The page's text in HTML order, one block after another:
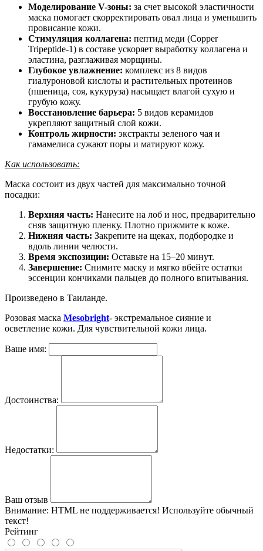
Моделирование V-зоны: за счет высокой эластичности
маска помогает скорректировать овал лица и уменьшить
провисание кожи.
Стимуляция коллагена: пептид меди (Copper
Tripeptide-1) в составе ускоряет выработку коллагена и
эластина, разглаживая морщины.
Глубокое увлажнение: комплекс из 8 видов
гиалуроновой кислоты и растительных протеинов
(пшеница, соя, кукуруза) насыщает влагой сухую и
грубую кожу.
Восстановление барьера: 5 видов керамидов
укрепляют защитный слой кожи.
Контроль жирности: экстракты зеленого чая и
гамамелиса сужают поры и матируют кожу.
Как использовать:
Маска состоит из двух частей для максимально точной
посадки:
Верхняя часть: Нанесите на лоб и нос, предварительно
сняв защитную пленку. Плотно прижмите к коже.
Нижняя часть: Закрепите на щеках, подбородке и
вдоль линии челюсти.
Время экспозиции: Оставьте на 15–20 минут.
Завершение: Снимите маску и мягко вбейте остатки
эссенции кончиками пальцев до полного впитывания.
Произведено в Таиланде.
Розовая маска Mesobright- экстремальное сияние и
осветление кожи. Для чувствительной кожи лица.
Ваше имя:
Достоинства:
Недостатки:
Ваш отзыв
Внимание: HTML не поддерживается! Используйте обычный
текст!
Рейтинг